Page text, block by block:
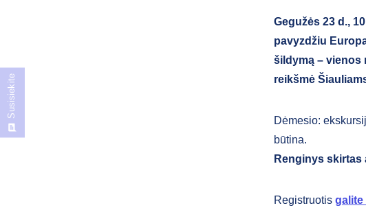
Gegužės 23 d.,
pavyzdžiu
šildymą – vienos
reikšmė
Dėmesio:
būtina.
Renginys skirtas
Registruotis galite
Susisiekite